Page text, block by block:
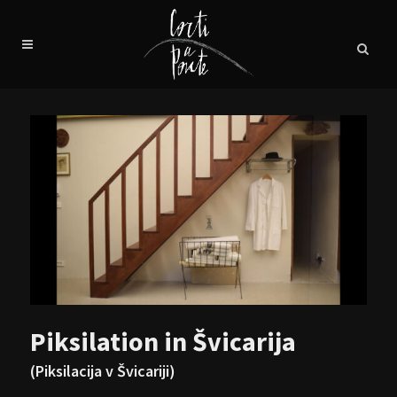
Piksilation in Švicarija
(Piksilacija v Švicariji)